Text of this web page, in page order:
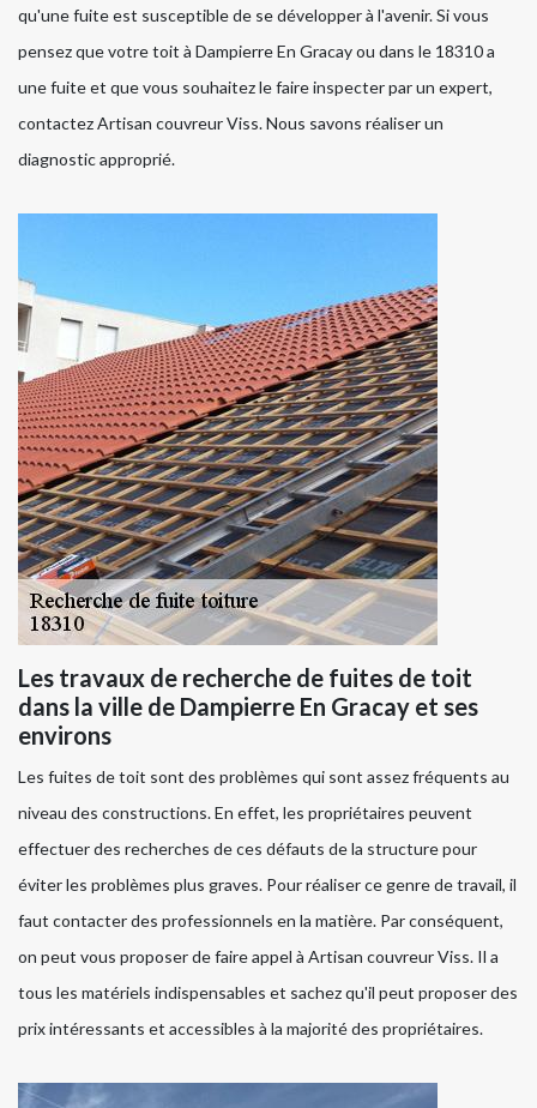
qu'une fuite est susceptible de se développer à l'avenir. Si vous
pensez que votre toit à Dampierre En Gracay ou dans le 18310 a
une fuite et que vous souhaitez le faire inspecter par un expert,
contactez Artisan couvreur Viss. Nous savons réaliser un
diagnostic approprié.
Les travaux de recherche de fuites de toit
dans la ville de Dampierre En Gracay et ses
environs
Les fuites de toit sont des problèmes qui sont assez fréquents au
niveau des constructions. En effet, les propriétaires peuvent
effectuer des recherches de ces défauts de la structure pour
éviter les problèmes plus graves. Pour réaliser ce genre de travail, il
faut contacter des professionnels en la matière. Par conséquent,
on peut vous proposer de faire appel à Artisan couvreur Viss. Il a
tous les matériels indispensables et sachez qu'il peut proposer des
prix intéressants et accessibles à la majorité des propriétaires.